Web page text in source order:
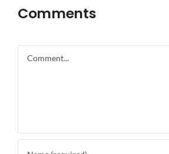
Comments
Comment